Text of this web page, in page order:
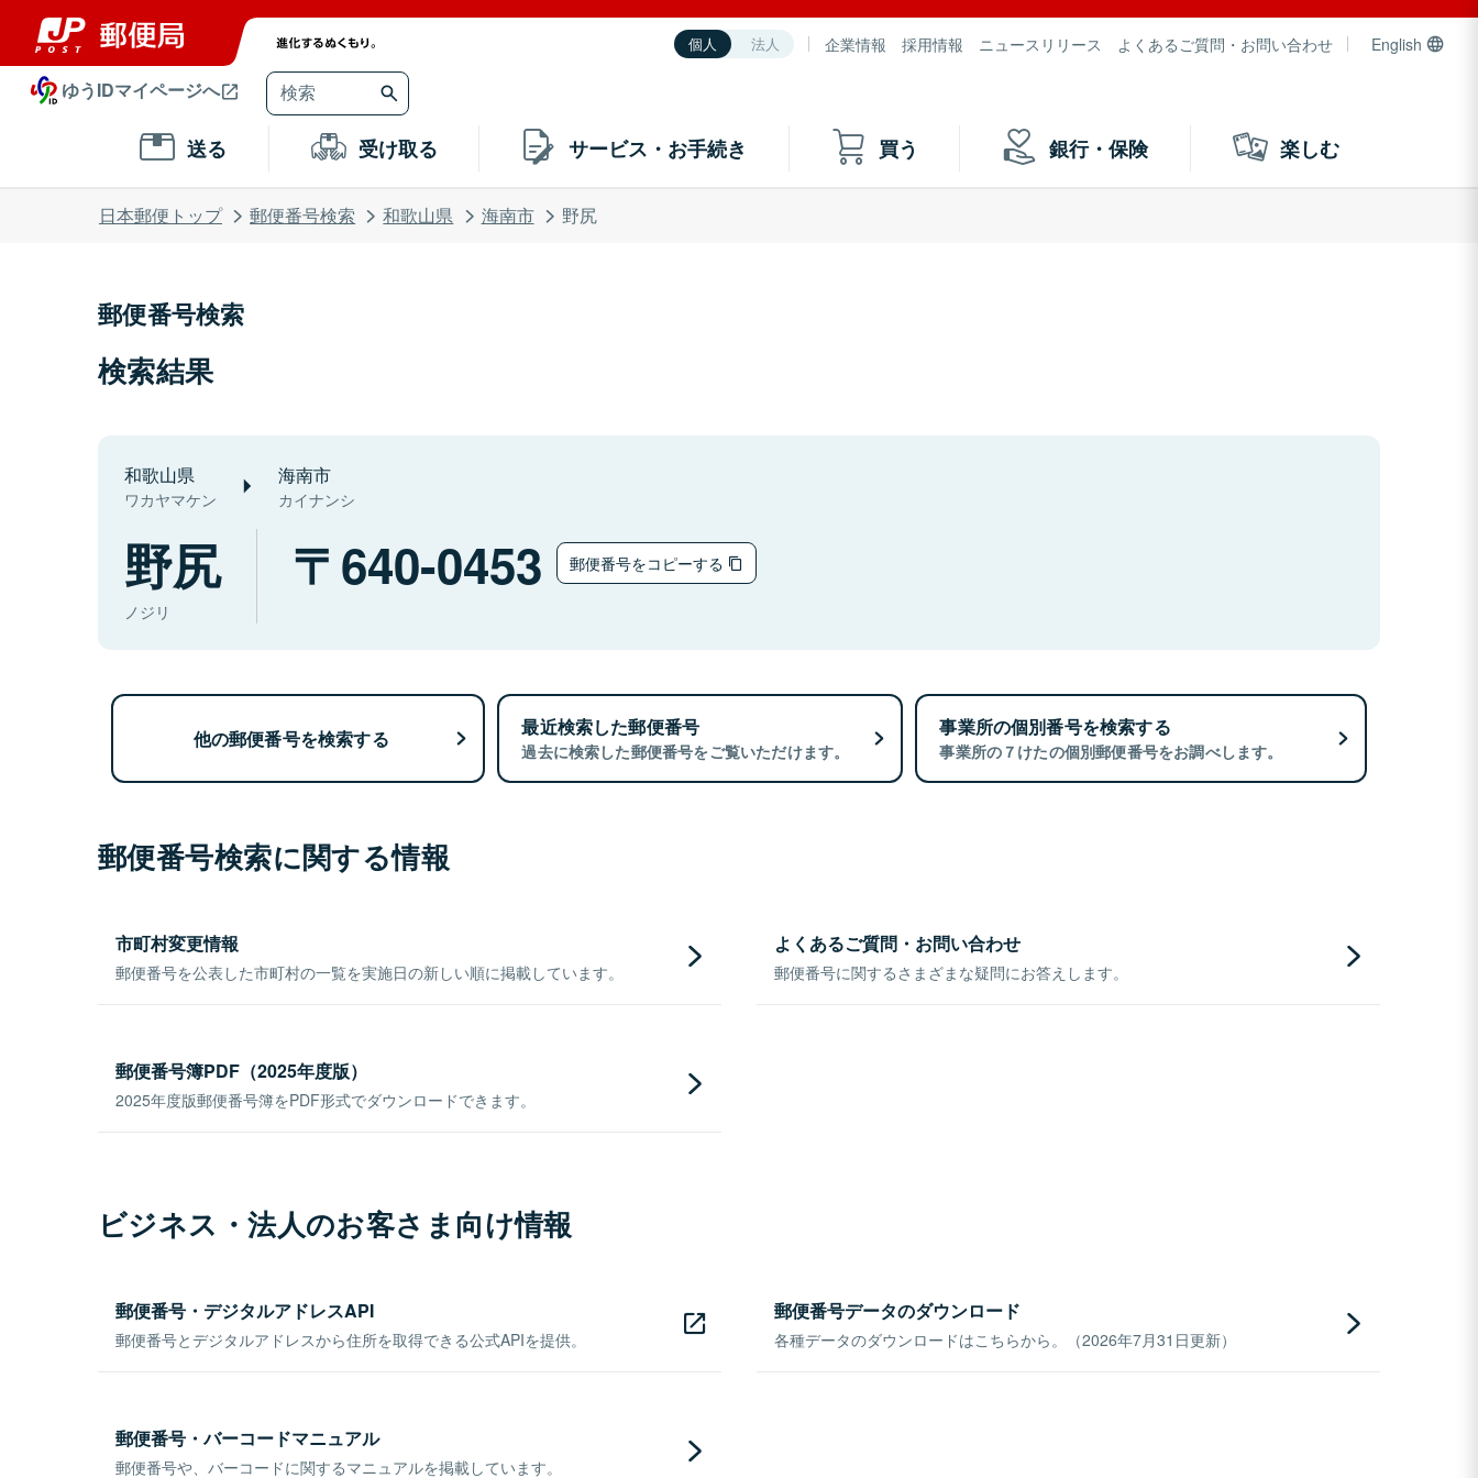
個人 法人 企業情報 採用情報 ニュースリリース よくあるご質問・お問い合わせ English
ゆうIDマイページへ
送る 受け取る サービス・お手続き 買う 銀行・保険 楽しむ
日本郵便トップ 郵便番号検索 和歌山県 海南市 野尻
郵便番号検索
検索結果
和歌山県
ワカヤマケン
海南市
カイナンシ
野尻
ノジリ
640-0453 郵便番号をコピーする
他の郵便番号を検索する 最近検索した郵便番号
過去に検索した郵便番号をご覧いただけます。
事業所の個別番号を検索する
事業所の７けたの個別郵便番号をお調べします。
郵便番号検索に関する情報
市町村変更情報
郵便番号を公表した市町村の一覧を実施日の新しい順に掲載しています。
よくあるご質問・お問い合わせ
郵便番号に関するさまざまな疑問にお答えします。
郵便番号簿PDF（2025年度版）
2025年度版郵便番号簿をPDF形式でダウンロードできます。
ビジネス・法人のお客さま向け情報
郵便番号・デジタルアドレスAPI
郵便番号とデジタルアドレスから住所を取得できる公式APIを提供。
郵便番号データのダウンロード
各種データのダウンロードはこちらから。（2026年7月31日更新）
郵便番号・バーコードマニュアル
郵便番号や、バーコードに関するマニュアルを掲載しています。